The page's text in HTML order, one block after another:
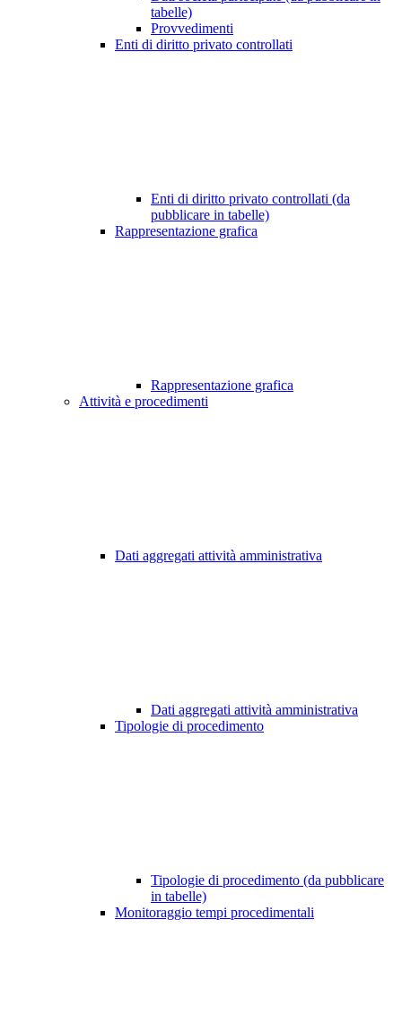
tabelle)
Provvedimenti
Enti di diritto privato controllati
Enti di diritto privato controllati (da
pubblicare in tabelle)
Rappresentazione grafica
Rappresentazione grafica
Attività e procedimenti
Dati aggregati attività amministrativa
Dati aggregati attività amministrativa
Tipologie di procedimento
Tipologie di procedimento (da pubblicare
in tabelle)
Monitoraggio tempi procedimentali